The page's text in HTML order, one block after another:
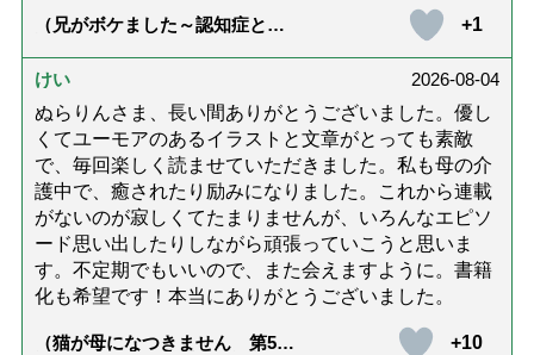
（兄がボケました～認知症と介
達』が届きました」）
+1
けい
2026-08-04
ぬらりんさま、長い間ありがとうございました。優し
くてユーモアのあるイラストと文章がとっても素敵
で、毎回楽しく読ませていただきました。私も母の介
護中で、癒されたり励みになりました。これから連載
がないのが寂しくてたまりませんが、いろんなエピソ
ード思い出したりしながら頑張っていこうと思いま
す。不定期でもいいので、また会えますように。書籍
化も希望です！本当にありがとうございました。
（猫が母になつきません 第500
+10